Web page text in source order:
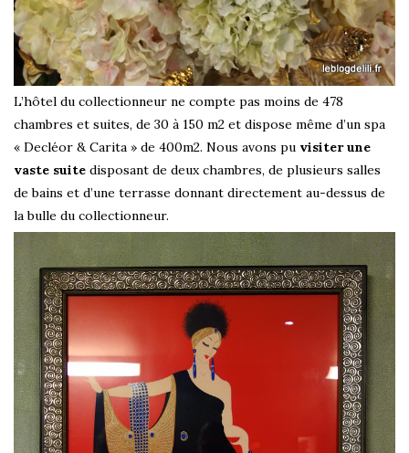
L’hôtel du collectionneur ne compte pas moins de 478
chambres et suites, de 30 à 150 m2 et dispose même d’un spa
« Decléor & Carita » de 400m2. Nous avons pu visiter une
vaste suite disposant de deux chambres, de plusieurs salles
de bains et d’une terrasse donnant directement au-dessus de
la bulle du collectionneur.